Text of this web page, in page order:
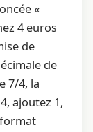
«
4 euros
de
de
7/4, la
ajoutez 1,